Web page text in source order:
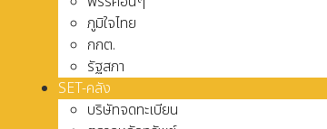
ภูมิใจไทย
กกต.
รัฐสภา
SET-คลัง
บริษัทจดทะเบียน